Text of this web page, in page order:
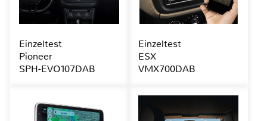
Einzeltest
Pioneer
SPH-EVO107DAB
Einzeltest
ESX
VMX700DAB